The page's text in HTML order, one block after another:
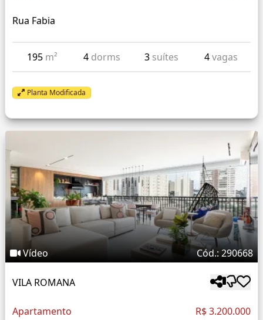
Rua Fabia
195 m² 4 dorms 3 suítes 4vagas
Planta Modificada
Vídeo Cód.: 290668
VILA ROMANA
Apartamento R$ 3.200.000